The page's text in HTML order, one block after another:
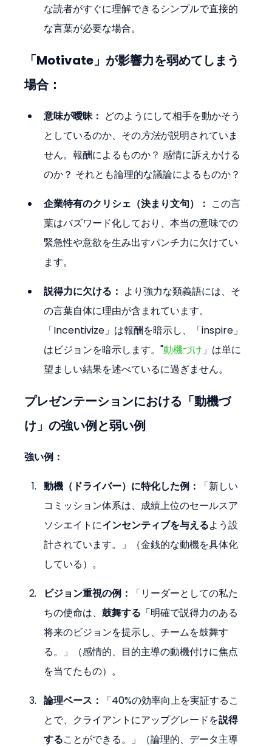
な読者がすぐに理解できるシンプルで直接的
な言葉が必要な場合。
「Motivate」が影響力を弱めてしまう
場合：
意味が曖昧： どのようにして相手を動かそう
としているのか、その方法が説明されていま
せん。報酬によるものか？ 感情に訴えかける
のか？ それとも論理的な議論によるものか？
企業特有のクリシェ（決まり文句）： この言
葉はバズワード化しており、本当の意味での
緊急性や意欲を生み出すパンチ力に欠けてい
ます。
説得力に欠ける： より強力な類義語には、そ
の言葉自体に理由が含まれています。
「Incentivize」は報酬を暗示し、「inspire」
はビジョンを暗示します。"動機づけ」は単に
望ましい結果を述べているに過ぎません。
プレゼンテーションにおける「動機づ
け」の強い例と弱い例
強い例：
動機（ドライバー）に特化した例：
「新しい
コミッション体系は、成績上位のセールスア
ソシエイトにインセンティブを与えるよう設
計されています。」（金銭的な動機を具体化
している）。
ビジョン重視の例：
「リーダーとしての私た
ちの使命は、鼓舞する 「明確で説得力のある
将来のビジョンを提示し、チームを鼓舞す
る。」（感情的、目的主導の動機付けに焦点
を当てたもの）。
論理ベース：
「40%の効率向上を実証するこ
とで、クライアントにアップグレードを説得
することができる。」（論理的、データ主導